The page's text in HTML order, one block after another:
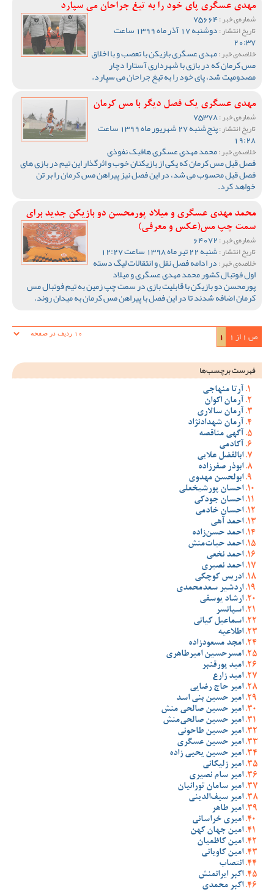
مهدی عسگری پای خود را به تیغ جراحان می سپارد
شماره‌ی خبر :
تاریخ انتشار : دوشنبه 17 آذر ماه 1399 ساعت
20:37
خلاصه‌ی خبر :مهدی عسگری بازیکن با تعصب و با اخلاق
مس کرمان که در بازی با شهرداری آستارا دچار
مصدومیت شد، پای خود را به تیغ جراحان می سپارد.
مهدی عسگری یک فصل دیگر با مس کرمان
شماره‌ی خبر :
تاریخ انتشار : پنج‌شنبه 27 شهریور ماه 1399 ساعت
19:28
خلاصه‌ی خبر :محمد مهدی عسگری هافبک نفوذی
فصل قبل مس کرمان که یکی از بازیکنان خوب و اثرگذار این تیم در بازی های
فصل قبل محسوب می شد، در این فصل نیز پیراهن مس کرمان را بر تن
خواهد کرد.
محمد مهدی عسگری و میلاد پورمحسن دو بازیکن جدید برای
سمت چپ مس(عکس و معرفی)
شماره‌ی خبر :
تاریخ انتشار :شنبه 22 تیر ماه 1398 ساعت 12:27
خلاصه‌ی خبر :در ادامه فصل نقل و انتقالات لیگ دسته
اول فوتبال کشور محمد مهدی عسگری و میلاد
پورمحسن دو بازیکن با قابلیت بازی در سمت چپ زمین به تیم فوتبال مس
کرمان اضافه شدند تا در این فصل با پیراهن مس کرمان به میدان روند.
ص 1 از 1 1
فهرست برچسب‌ها
آرتا منهاجی
آرمان اکوان
آرمان سالاری
آرمان شهدادنژاد
آگهی مناقصه
آکادمی
ابالفضل علایی
ابوذر صفرزاده
ابولحسن مهدوی
احسان پورشیخعلی
احسان جودکی
احسان خادمی
احمد آهی
احمد حسن‌زاده
احمد حیات‌منش
احمد نخعی
احمد نصیری
ادریس کوچکی
اردشیر سعدمحمدی
ارشاد یوسفی
اسپانسر
اسماعیل کیانی
اطلاعیه
امجد مسعودزاده
امسرحسین امیرطاهری
امید پورقنبر
امید زارع
امیر حاج رضایی
امیر حسین بنی اسد
امیر حسین صالحی منش
امیر حسین صالحی‌منش
امیر حسین طاحونی
امیر حسین عسگری
امیر حسین یحیی زاده
امیر زلیکانی
امیر سام نصیری
امیر سامان تورانیان
امیر سیف‌الدینی
امیر طاهر
امیری خراسانی
امین جهان کهن
امین کاظمیان
امین کاویانی
انتصاب
اکبر ایرانمنش
اکبر محمدی